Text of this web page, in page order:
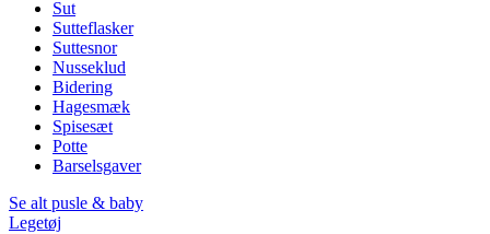
Sut
Sutteflasker
Suttesnor
Nusseklud
Bidering
Hagesmæk
Spisesæt
Potte
Barselsgaver
Se alt pusle & baby
Legetøj